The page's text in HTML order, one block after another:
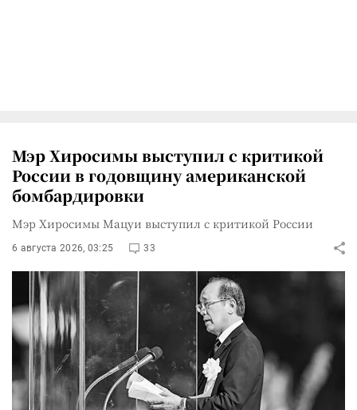
Мэр Хиросимы выступил с критикой
России в годовщину американской
бомбардировки
Мэр Хиросимы Мацуи выступил с критикой России
6 августа 2026, 03:25 33